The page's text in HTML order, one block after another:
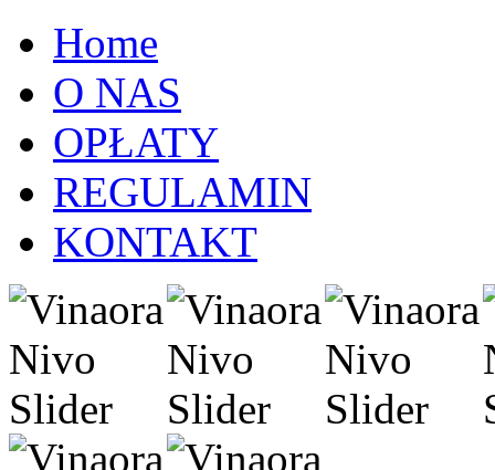
Home
O NAS
OPŁATY
REGULAMIN
KONTAKT